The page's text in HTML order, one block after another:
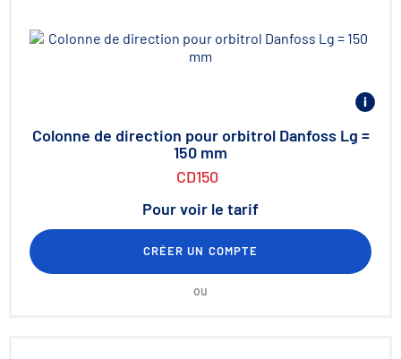
Colonne de direction pour orbitrol Danfoss Lg =
150 mm
CD150
Pour voir le tarif
CRÉER UN COMPTE
ou